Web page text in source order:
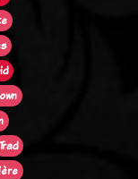
Trad